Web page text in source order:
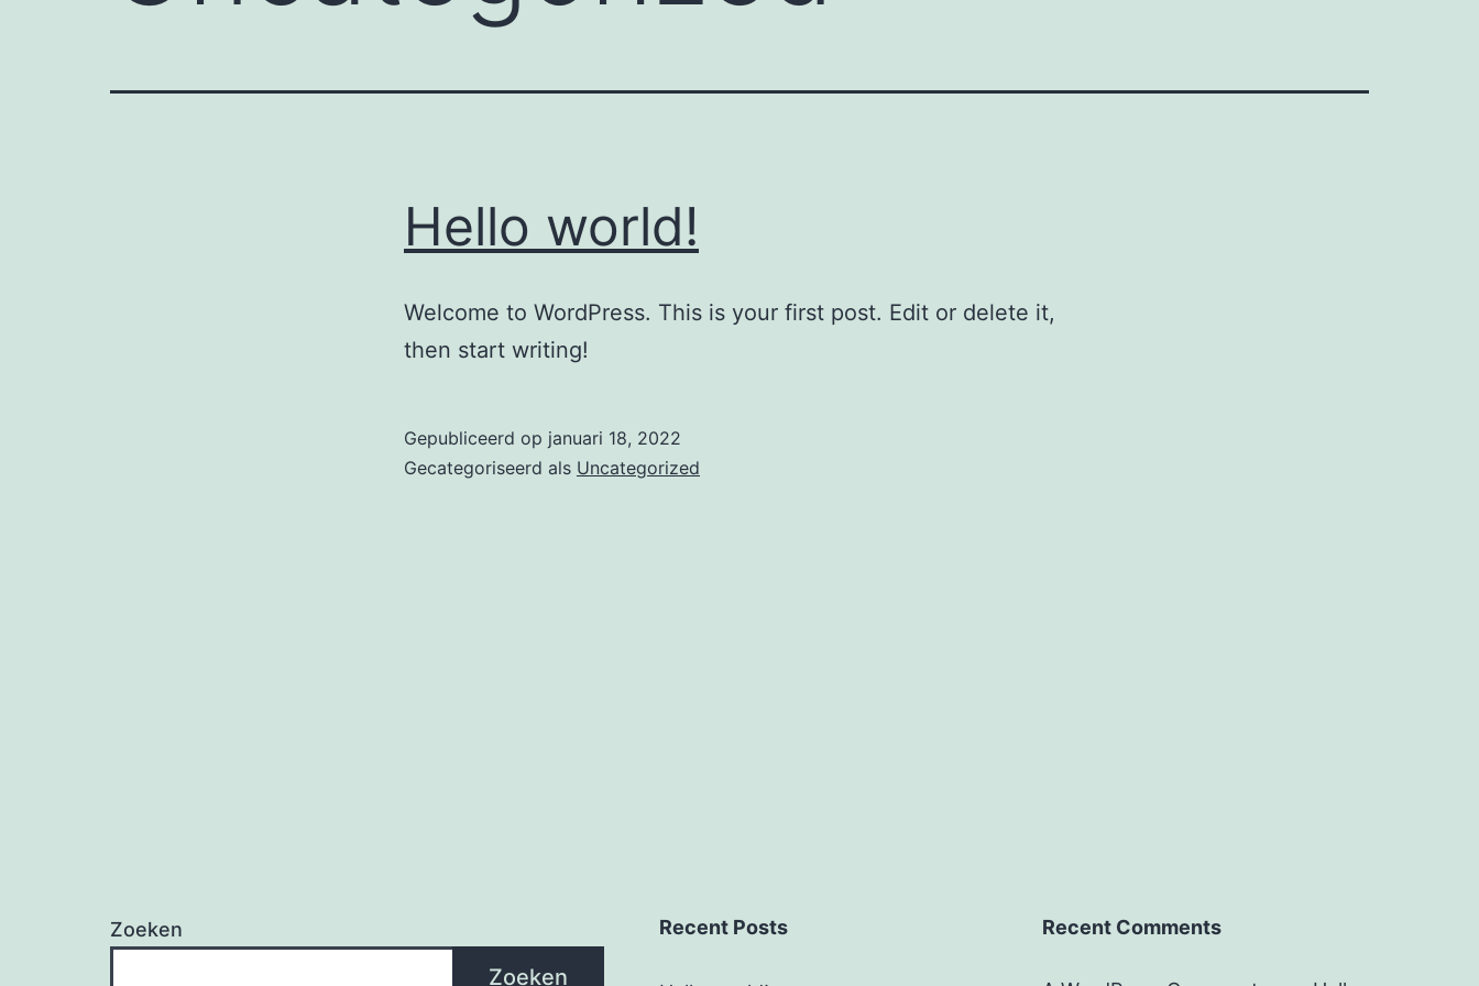
Hello world!
Welcome to WordPress. This is your first post. Edit or delete it,
then start writing!
Gepubliceerd op januari 18, 2022
Gecategoriseerd als Uncategorized
Zoeken
Zoeken
Recent Posts Recent Comments